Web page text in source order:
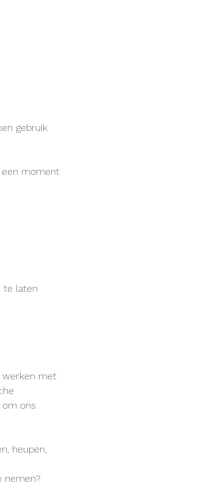
gebruik
een moment
te laten
werken met
om ons
heupen,
nemen?